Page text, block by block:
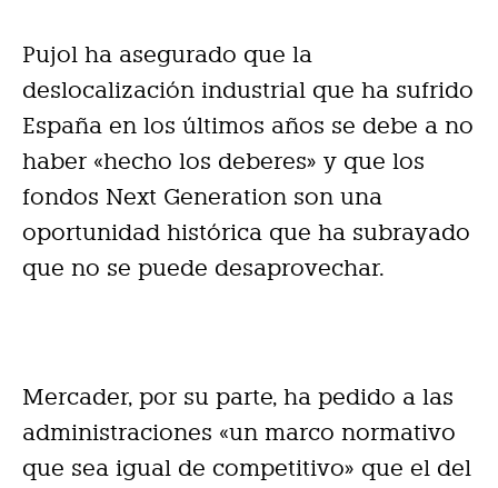
Pujol ha asegurado que la
deslocalización industrial que ha sufrido
España en los últimos años se debe a no
haber «hecho los deberes» y que los
fondos Next Generation son una
oportunidad histórica que ha subrayado
que no se puede desaprovechar.
Mercader, por su parte, ha pedido a las
administraciones «un marco normativo
que sea igual de competitivo» que el del